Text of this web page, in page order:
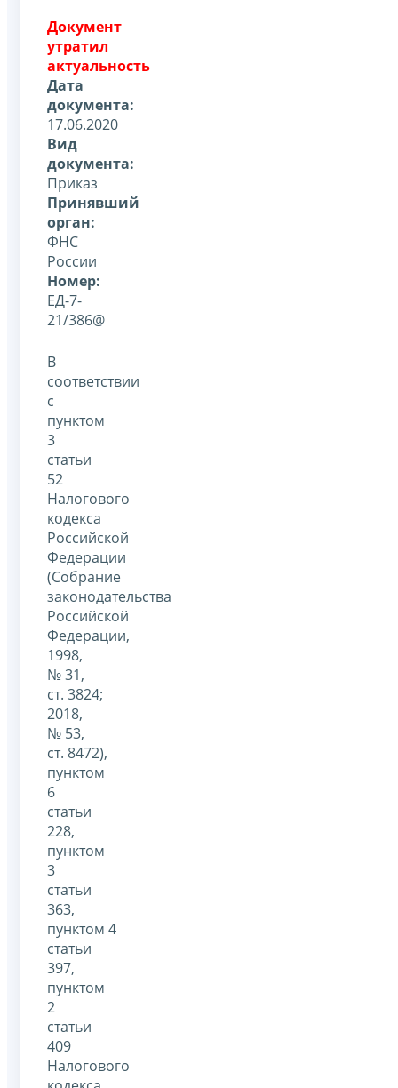
Документ
утратил
актуальность
Дата
документа:
17.06.2020
Вид
документа:
Приказ
Принявший
орган:
ФНС
России
Номер:
ЕД-7-
21/386@
В
соответствии
с
пунктом
3
статьи
52
Налогового
кодекса
Российской
Федерации
(Собрание
законодательства
Российской
Федерации,
1998,
№ 31,
ст. 3824;
2018,
№ 53,
ст. 8472),
пунктом
6
статьи
228,
пунктом
3
статьи
363,
пунктом 4
статьи
397,
пунктом
2
статьи
409
Налогового